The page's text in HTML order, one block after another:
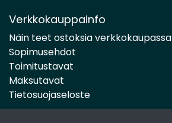
Verkkokauppainfo
Näin teet ostoksia verkkokaupassa
Sopimusehdot
Toimitustavat
Maksutavat
Tietosuojaseloste